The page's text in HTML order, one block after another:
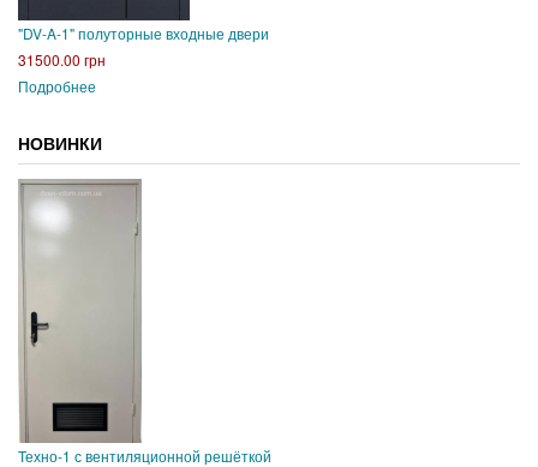
"DV-A-1" полуторные входные двери
31500.00 грн
Подробнее
НОВИНКИ
Техно-1 с вентиляционной решёткой